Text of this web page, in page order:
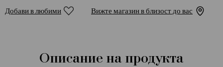
Добави в любими Вижте магазин в близост до вас
Описание на продукта